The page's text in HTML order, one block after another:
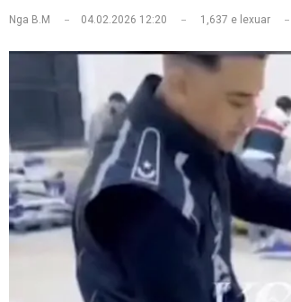
Nga B.M 04.02.2026 12:20 1,637 e lexuar